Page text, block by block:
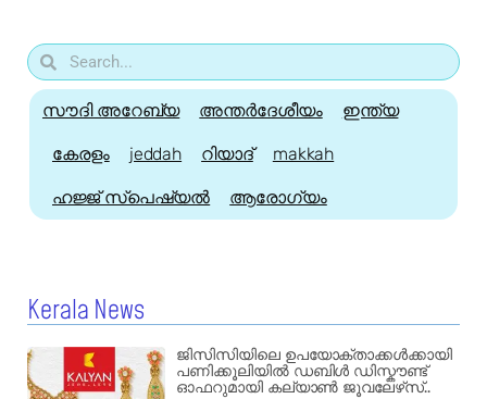
സൗദി അറേബ്യ അന്തർദേശീയം ഇന്ത്യ
കേരളം jeddah റിയാദ് makkah
ഹജ്ജ്‌ സ്പെഷ്യൽ ആരോഗ്യം
Kerala News
ജിസിസിയിലെ ഉപയോക്താക്കൾക്കായി
പണിക്കൂലിയിൽ ഡബിൾ ഡിസ്കൗണ്ട്
ഓഫറുമായി കല്യാൺ ജൂവലേഴ്‌സ്..